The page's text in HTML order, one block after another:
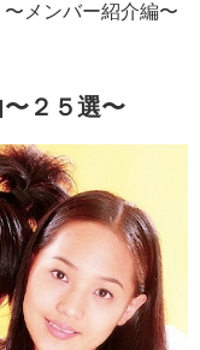
メンバー紹介編〜
２５選〜